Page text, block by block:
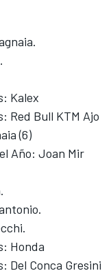
Kalex
Red Bull KTM Ajo
(6)
Año: Joan Mir
Honda
Del Conca Gresini